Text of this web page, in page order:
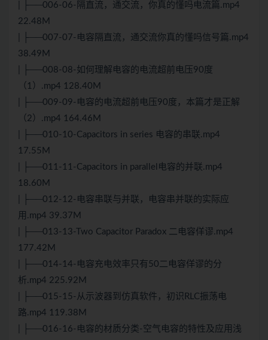
| ├──006-06-隔直流，通交流，你真的懂吗电流篇.mp4
22.48M
| ├──007-07-电容隔直流，通交流你真的懂吗信号篇.mp4
38.49M
| ├──008-08-如何理解电容的电流超前电压90度
（1）.mp4 128.40M
| ├──009-09-电容的电流超前电压90度，本篇才是正解
（2）.mp4 164.46M
| ├──010-10-Capacitors in series 电容的串联.mp4
17.55M
| ├──011-11-Capacitors in parallel电容的并联.mp4
18.60M
| ├──012-12-电容串联与并联，电容串并联的实际应
用.mp4 39.37M
| ├──013-13-Two Capacitor Paradox 二电容佯谬.mp4
177.42M
| ├──014-14-电容充电效率只有50二电容佯谬的分
析.mp4 225.92M
| ├──015-15-从示波器到仿真软件，初识RLC振荡电
路.mp4 119.38M
| ├──016-16-电容的材质分类-空气电容的特性及应用浅